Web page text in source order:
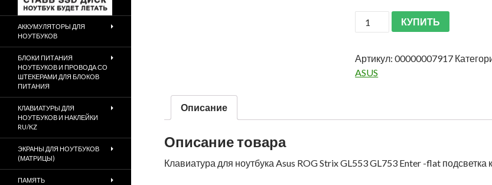
КУПИТЬ
Артикул:00000007917
ASUS
Описание
Описание товара
Клавиатура для ноутбука Asus ROG Strix GL553 GL753 Enter -flat подсветка
АККУМУЛЯТОРЫ ДЛЯ
НОУТБУКОВ
БЛОКИ ПИТАНИЯ
НОУТБУКОВ И ПРОВОДА СО
ШТЕКЕРАМИ ДЛЯ БЛОКОВ
ПИТАНИЯ
КЛАВИАТУРЫ ДЛЯ
НОУТБУКОВ И НАКЛЕЙКИ
RU/KZ
ЭКРАНЫ ДЛЯ НОУТБУКОВ
(МАТРИЦЫ)
ПАМЯТЬ